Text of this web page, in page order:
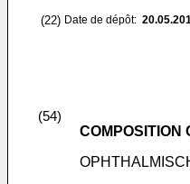
(22) Date de dépôt:
(54)
COMPOSITION